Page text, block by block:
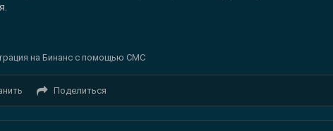
на Бинанс с помощью CMC
Поделиться